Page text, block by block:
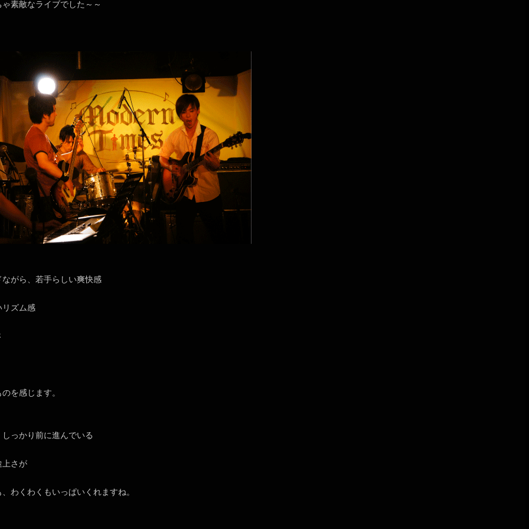
素敵なライブでした～～
がら、若手らしい爽快感
ズム感
を感じます。
っかり前に進んでいる
上さが
わくわくもいっぱいくれますね。